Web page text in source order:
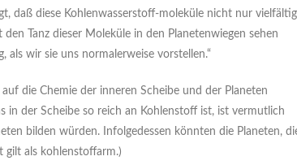
daß diese Kohlenwasserstoff-moleküle nicht nur
Tanz dieser Moleküle in den Planetenwiegen sehen
als wir sie uns normalerweise vorstellen.“
die Chemie der inneren Scheibe und der Planeten
in der Scheibe so reich an Kohlenstoff ist, ist vermutlich
bilden würden. Infolgedessen könnten die Planeten,
gilt als kohlenstoffarm.)